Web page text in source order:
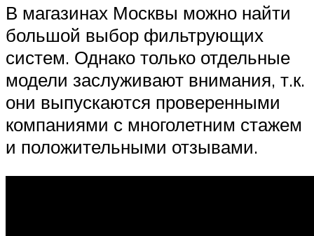
В магазинах Москвы можно найти
большой выбор фильтрующих
систем. Однако только отдельные
модели заслуживают внимания, т.к.
они выпускаются проверенными
компаниями с многолетним стажем
и положительными отзывами.